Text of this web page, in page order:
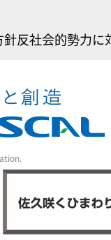
針反社会的勢力に